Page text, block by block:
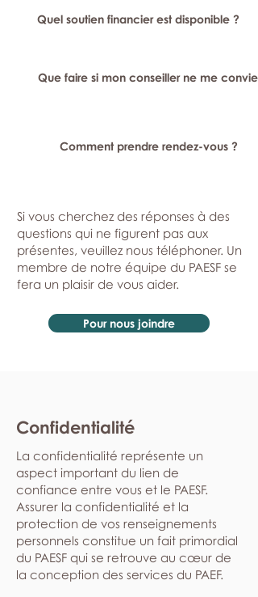
Quel soutien financier est disponible ?
Que faire si mon conseiller ne me
Comment prendre rendez-vous ?
Si vous cherchez des réponses à des
questions qui ne figurent pas aux
présentes, veuillez nous téléphoner. Un
membre de notre équipe du PAESF se
fera un plaisir de vous aider.
Pour nous joindre
Confidentialité
La confidentialité représente un
aspect important du lien de
confiance entre vous et le PAESF.
Assurer la confidentialité et la
protection de vos renseignements
personnels constitue un fait primordial
du PAESF qui se retrouve au cœur de
la conception des services du PAEF.